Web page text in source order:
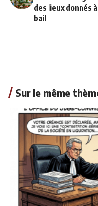
des lieux donnés à
bail
Sur le même